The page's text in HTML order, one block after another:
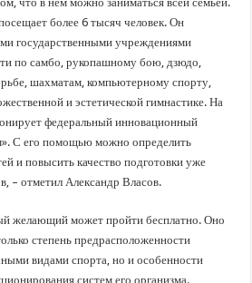
более 6 тысяч человек. Он
государственными учреждениями
по самбо, рукопашному бою, дзюдо,
шахматам, компьютерному спорту,
и эстетической гимнастике. На
федеральный инновационный
С его помощью можно определить
и повысить качество подготовки уже
– отметил Александр Власов.
желающий может пройти бесплатно. Оно
степень предрасположенности
видами спорта, но и особенности
систем его организма.